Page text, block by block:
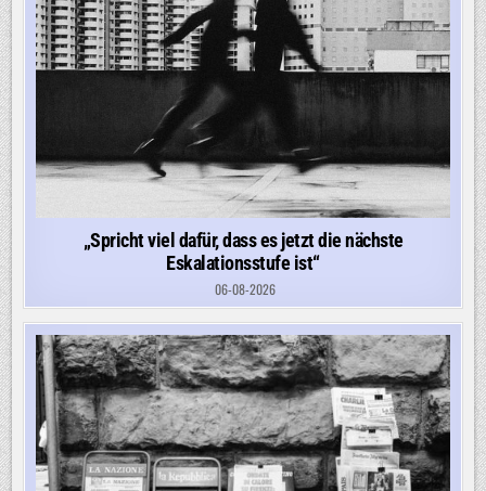
„Spricht viel dafür, dass es jetzt die nächste
Eskalationsstufe ist“
06-08-2026